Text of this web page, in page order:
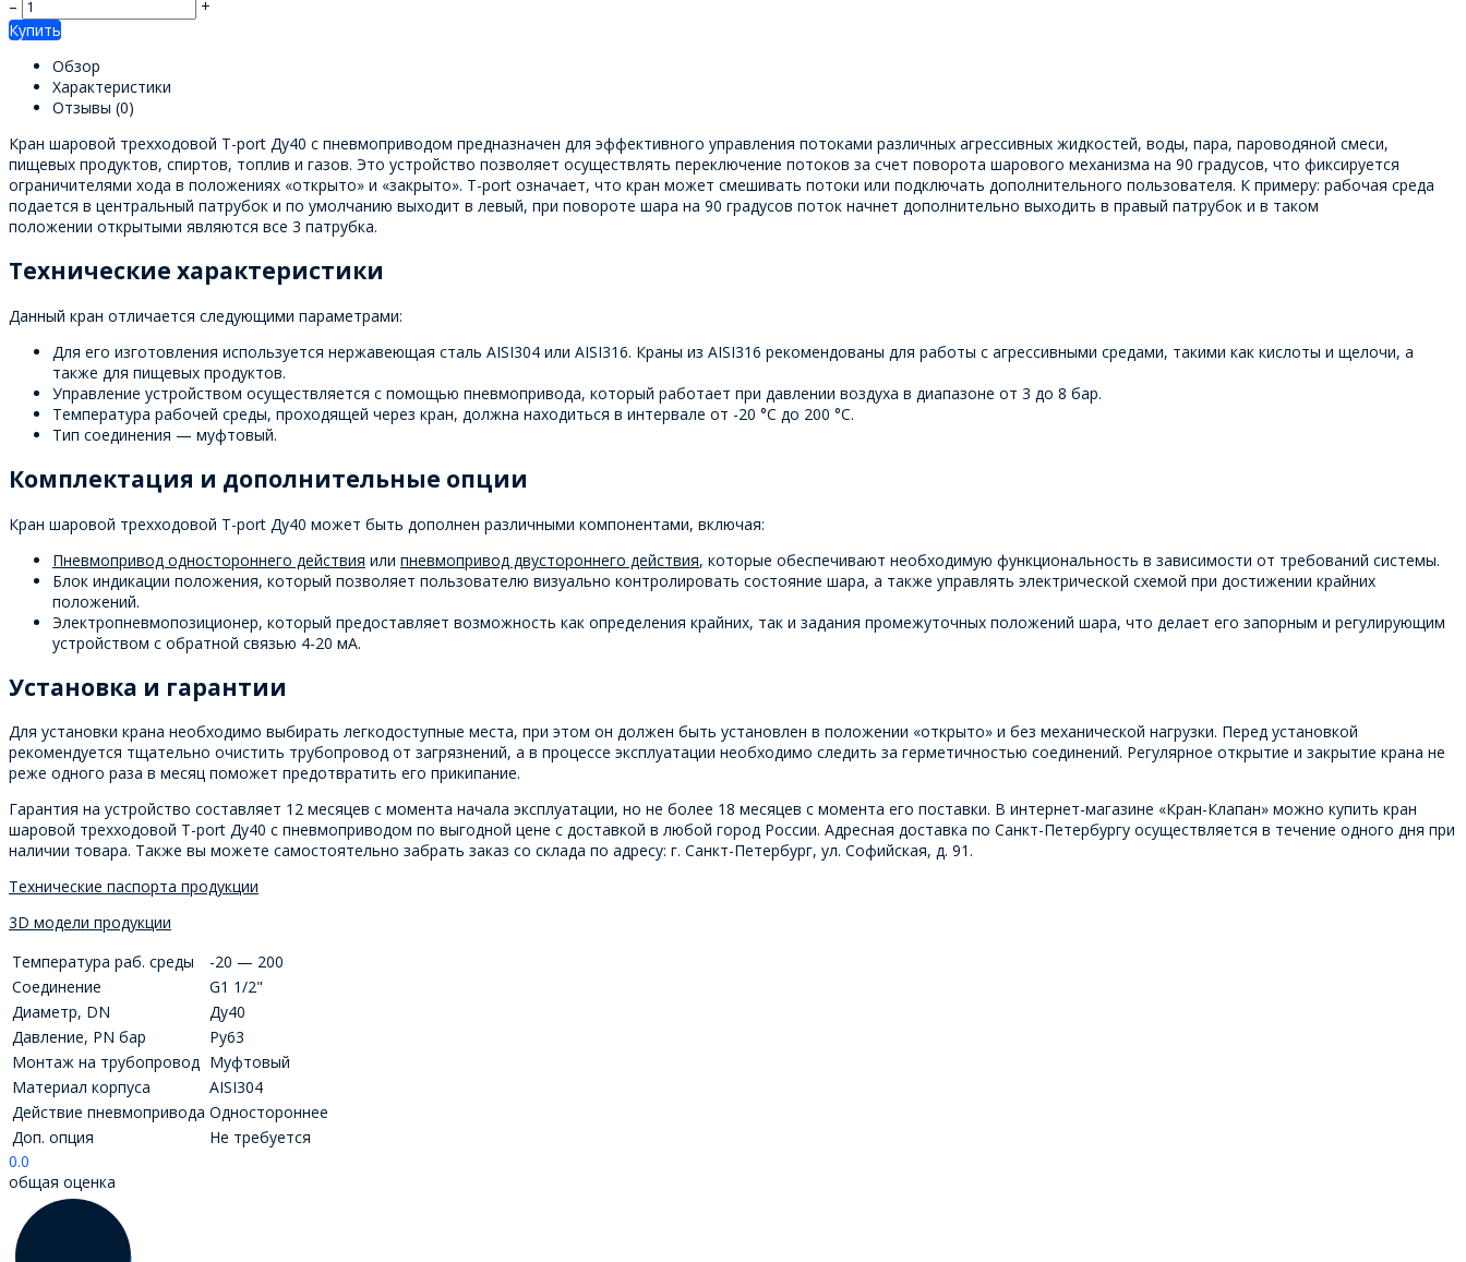
–
+
Купить
Обзор
Характеристики
Отзывы (0)
Кран шаровой трехходовой T-port Ду40 с пневмоприводом предназначен для эффективного управления потоками различных агрессивных жидкостей, воды, пара, пароводяной смеси,
пищевых продуктов, спиртов, топлив и газов. Это устройство позволяет осуществлять переключение потоков за счет поворота шарового механизма на 90 градусов, что фиксируется
ограничителями хода в положениях «открыто» и «закрыто». T-port означает, что кран может смешивать потоки или подключать дополнительного пользователя. К примеру: рабочая среда
подается в центральный патрубок и по умолчанию выходит в левый, при повороте шара на 90 градусов поток начнет дополнительно выходить в правый патрубок и в таком
положении открытыми являются все 3 патрубка.
Технические характеристики
Данный кран отличается следующими параметрами:
Для его изготовления используется нержавеющая сталь AISI304 или AISI316. Краны из AISI316 рекомендованы для работы с агрессивными средами, такими как кислоты и щелочи, а
также для пищевых продуктов.
Управление устройством осуществляется с помощью пневмопривода, который работает при давлении воздуха в диапазоне от 3 до 8 бар.
Температура рабочей среды, проходящей через кран, должна находиться в интервале от -20 °C до 200 °C.
Тип соединения — муфтовый.
Комплектация и дополнительные опции
Кран шаровой трехходовой T-port Ду40 может быть дополнен различными компонентами, включая:
Пневмопривод одностороннего действия или пневмопривод двустороннего действия, которые обеспечивают необходимую функциональность в зависимости от требований системы.
Блок индикации положения, который позволяет пользователю визуально контролировать состояние шара, а также управлять электрической схемой при достижении крайних
положений.
Электропневмопозиционер, который предоставляет возможность как определения крайних, так и задания промежуточных положений шара, что делает его запорным и регулирующим
устройством с обратной связью 4-20 мА.
Установка и гарантии
Для установки крана необходимо выбирать легкодоступные места, при этом он должен быть установлен в положении «открыто» и без механической нагрузки. Перед установкой
рекомендуется тщательно очистить трубопровод от загрязнений, а в процессе эксплуатации необходимо следить за герметичностью соединений. Регулярное открытие и закрытие крана не
реже одного раза в месяц поможет предотвратить его прикипание.
Гарантия на устройство составляет 12 месяцев с момента начала эксплуатации, но не более 18 месяцев с момента его поставки. В интернет-магазине «Кран-Клапан» можно купить кран
шаровой трехходовой T-port Ду40 с пневмоприводом по выгодной цене с доставкой в любой город России. Адресная доставка по Санкт-Петербургу осуществляется в течение одного дня при
наличии товара. Также вы можете самостоятельно забрать заказ со склада по адресу: г. Санкт-Петербург, ул. Софийская, д. 91.
Технические паспорта продукции
3D модели продукции
Температура раб. среды
-20 — 200
Соединение
G1 1/2"
Диаметр, DN
Ду40
Давление, PN бар
Ру63
Монтаж на трубопровод Муфтовый
Материал корпуса
AISI304
Действие пневмопривода Одностороннее
Доп. опция
Не требуется
0.0
общая оценка